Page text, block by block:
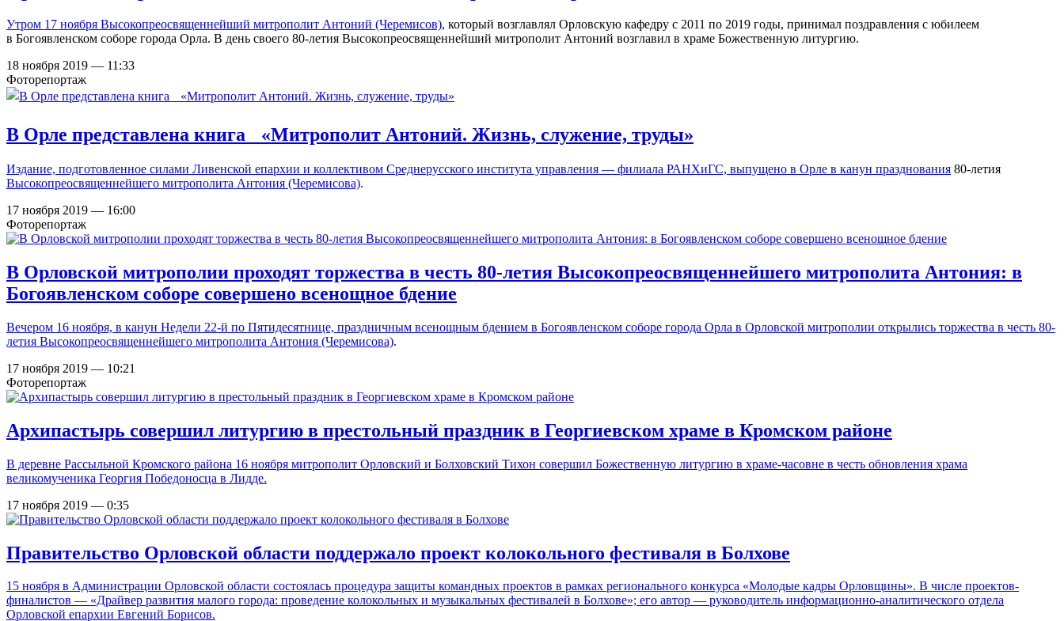
Утром 17 ноября Высокопреосвященнейший митрополит Антоний (Черемисов), который возглавлял Орловскую кафедру с 2011 по 2019 годы, принимал поздравления с юбилеем
в Богоявленском соборе города Орла. В день своего 80-летия Высокопреосвященнейший митрополит Антоний возглавил в храме Божественную литургию.
18 ноября 2019 — 11:33
Фоторепортаж
В Орле представлена книга «Митрополит Антоний. Жизнь, служение, труды»
Издание, подготовленное силами Ливенской епархии и коллективом Среднерусского института управления — филиала РАНХиГС, выпущено в Орле в канун празднования 80-летия
Высокопреосвященнейшего митрополита Антония (Черемисова).
17 ноября 2019 — 16:00
Фоторепортаж
В Орловской митрополии проходят торжества в честь 80-летия Высокопреосвященнейшего митрополита Антония: в
Богоявленском соборе совершено всенощное бдение
Вечером 16 ноября, в канун Недели 22-й по Пятидесятнице, праздничным всенощным бдением в Богоявленском соборе города Орла в Орловской митрополии открылись торжества в честь 80-
летия Высокопреосвященнейшего митрополита Антония (Черемисова).
17 ноября 2019 — 10:21
Фоторепортаж
Архипастырь совершил литургию в престольный праздник в Георгиевском храме в Кромском районе
В деревне Рассыльной Кромского района 16 ноября митрополит Орловский и Болховский Тихон совершил Божественную литургию в храме-часовне в честь обновления храма
великомученика Георгия Победоносца в Лидде.
17 ноября 2019 — 0:35
Правительство Орловской области поддержало проект колокольного фестиваля в Болхове
15 ноября в Администрации Орловской области состоялась процедура защиты командных проектов в рамках регионального конкурса «Молодые кадры Орловщины». В числе проектов-
финалистов — «Драйвер развития малого города: проведение колокольных и музыкальных фестивалей в Болхове»; его автор — руководитель информационно-аналитического отдела
Орловской епархии Евгений Борисов.